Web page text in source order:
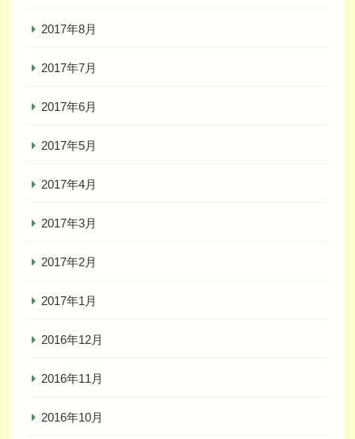
2017年8月
2017年7月
2017年6月
2017年5月
2017年4月
2017年3月
2017年2月
2017年1月
2016年12月
2016年11月
2016年10月